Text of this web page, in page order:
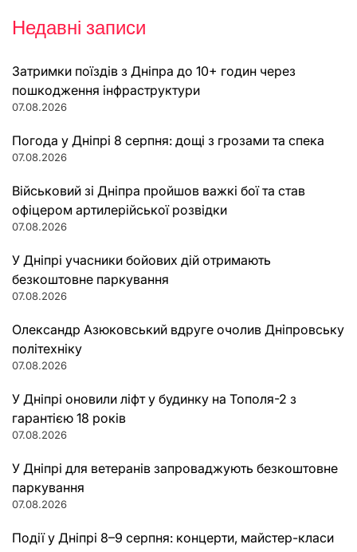
Недавні записи
Затримки поїздів з Дніпра до 10+ годин через
пошкодження інфраструктури
07.08.2026
Погода у Дніпрі 8 серпня: дощі з грозами та спека
07.08.2026
Військовий зі Дніпра пройшов важкі бої та став
офіцером артилерійської розвідки
07.08.2026
У Дніпрі учасники бойових дій отримають
безкоштовне паркування
07.08.2026
Олександр Азюковський вдруге очолив Дніпровську
політехніку
07.08.2026
У Дніпрі оновили ліфт у будинку на Тополя-2 з
гарантією 18 років
07.08.2026
У Дніпрі для ветеранів запроваджують безкоштовне
паркування
07.08.2026
Події у Дніпрі 8–9 серпня: концерти, майстер-класи